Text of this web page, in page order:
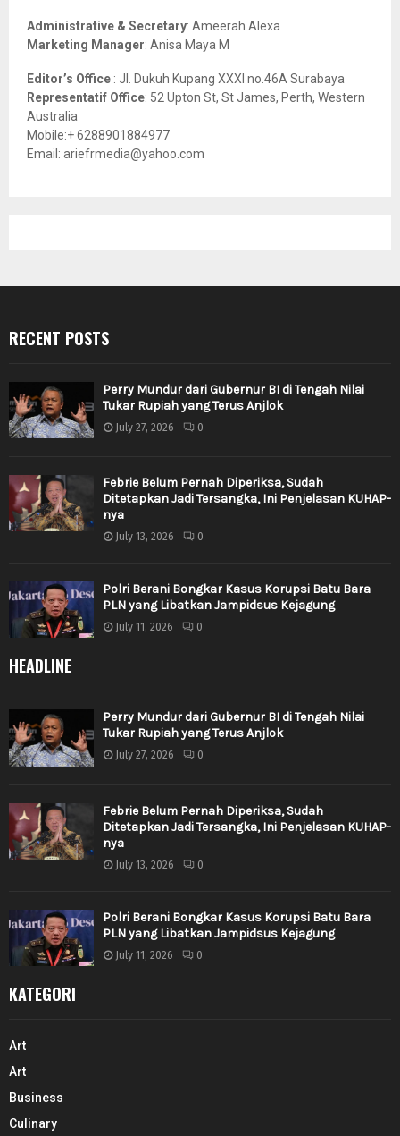
Administrative & Secretary: Ameerah Alexa
Marketing Manager: Anisa Maya M
Editor’s Office : Jl. Dukuh Kupang XXXI no.46A Surabaya
Representatif Office: 52 Upton St, St James, Perth, Western
Australia
Mobile:+ 6288901884977
Email: ariefrmedia@yahoo.com
RECENT POSTS
Perry Mundur dari Gubernur BI di Tengah Nilai
Tukar Rupiah yang Terus Anjlok
July 27, 2026 0
Febrie Belum Pernah Diperiksa, Sudah
Ditetapkan Jadi Tersangka, Ini Penjelasan KUHAP-
nya
July 13, 2026 0
Polri Berani Bongkar Kasus Korupsi Batu Bara
PLN yang Libatkan Jampidsus Kejagung
July 11, 2026 0
HEADLINE
Perry Mundur dari Gubernur BI di Tengah Nilai
Tukar Rupiah yang Terus Anjlok
July 27, 2026 0
Febrie Belum Pernah Diperiksa, Sudah
Ditetapkan Jadi Tersangka, Ini Penjelasan KUHAP-
nya
July 13, 2026 0
Polri Berani Bongkar Kasus Korupsi Batu Bara
PLN yang Libatkan Jampidsus Kejagung
July 11, 2026 0
KATEGORI
Art
Art
Business
Culinary